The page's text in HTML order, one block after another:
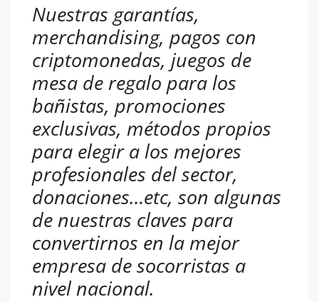
Nuestras garantías,
merchandising, pagos con
criptomonedas, juegos de
mesa de regalo para los
bañistas, promociones
exclusivas, métodos propios
para elegir a los mejores
profesionales del sector,
donaciones…etc, son algunas
de nuestras claves para
convertirnos en la mejor
empresa de socorristas a
nivel nacional.